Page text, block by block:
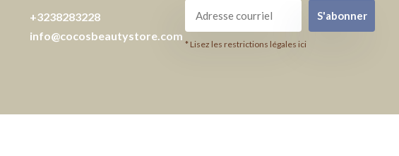
+3238283228
info@cocosbeautystore.com
S'abonner
* Lisez les restrictions légales ici